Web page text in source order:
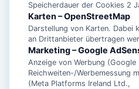
Speicherdauer der Cookies 2
Karten – OpenStreetMap
Darstellung von Karten. Dabei
an Drittanbieter übertragen
Marketing – Google
Anzeige von Werbung (Google
Reichweiten-/Werbemessung
(Meta Platforms Ireland Ltd.,